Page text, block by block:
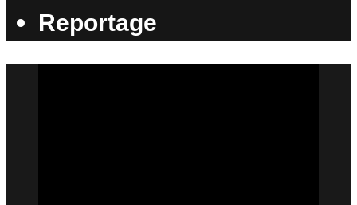
Reportage